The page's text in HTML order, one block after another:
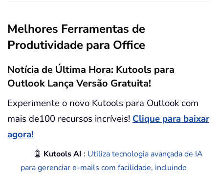
Melhores Ferramentas de
Produtividade para Office
Notícia de Última Hora: Kutools para
Outlook Lança Versão Gratuita!
Experimente o novo Kutools para Outlook com
mais de100 recursos incríveis! Clique para baixar
agora!
🤖 Kutools AI : Utiliza tecnologia avançada de IA
para gerenciar e-mails com facilidade, incluindo